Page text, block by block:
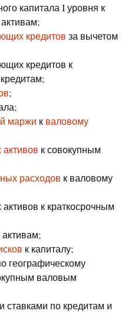
капитала I уровня к
кредитов за вычетом
кредитов к
;
маржи к валовому
к совокупным
расходов к валовому
к краткосрочным
к капиталу;
географическому
валовым
ставками по кредитам и